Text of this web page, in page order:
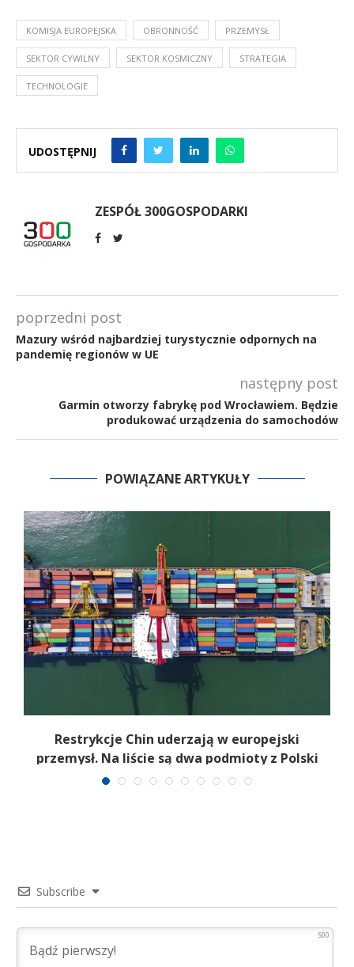
KOMISJA EUROPEJSKA OBRONNOŚĆ PRZEMYSŁ
SEKTOR CYWILNY SEKTOR KOSMICZNY STRATEGIA
TECHNOLOGIE
UDOSTĘPNIJ
ZESPÓŁ 300GOSPODARKI
poprzedni post
Mazury wśród najbardziej turystycznie odpornych na
pandemię regionów w UE
następny post
Garmin otworzy fabrykę pod Wrocławiem. Będzie
produkować urządzenia do samochodów
POWIĄZANE ARTYKUŁY
Restrykcje Chin uderzają w europejski
przemysł. Na liście są dwa podmioty z Polski
Subscribe
500